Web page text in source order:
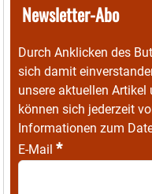
Newsletter-Abo
Durch Anklicken des
sich damit
unsere aktuellen
können sich jederzeit
Informationen zum
E-Mail *